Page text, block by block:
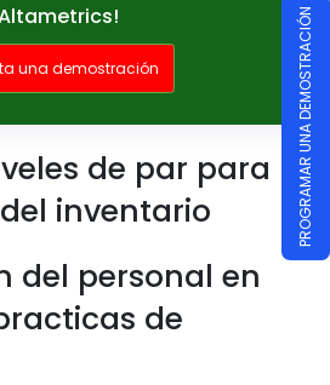
una demostración
de par para
inventario
del personal en
de
PROGRAMAR UNA DEMOSTRACIÓN